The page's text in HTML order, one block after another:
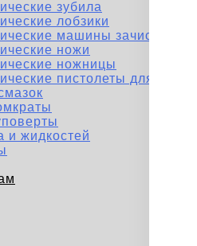
зубила
лобзики
машины зачистные
ножи
ножницы
пистолеты для
и жидкостей